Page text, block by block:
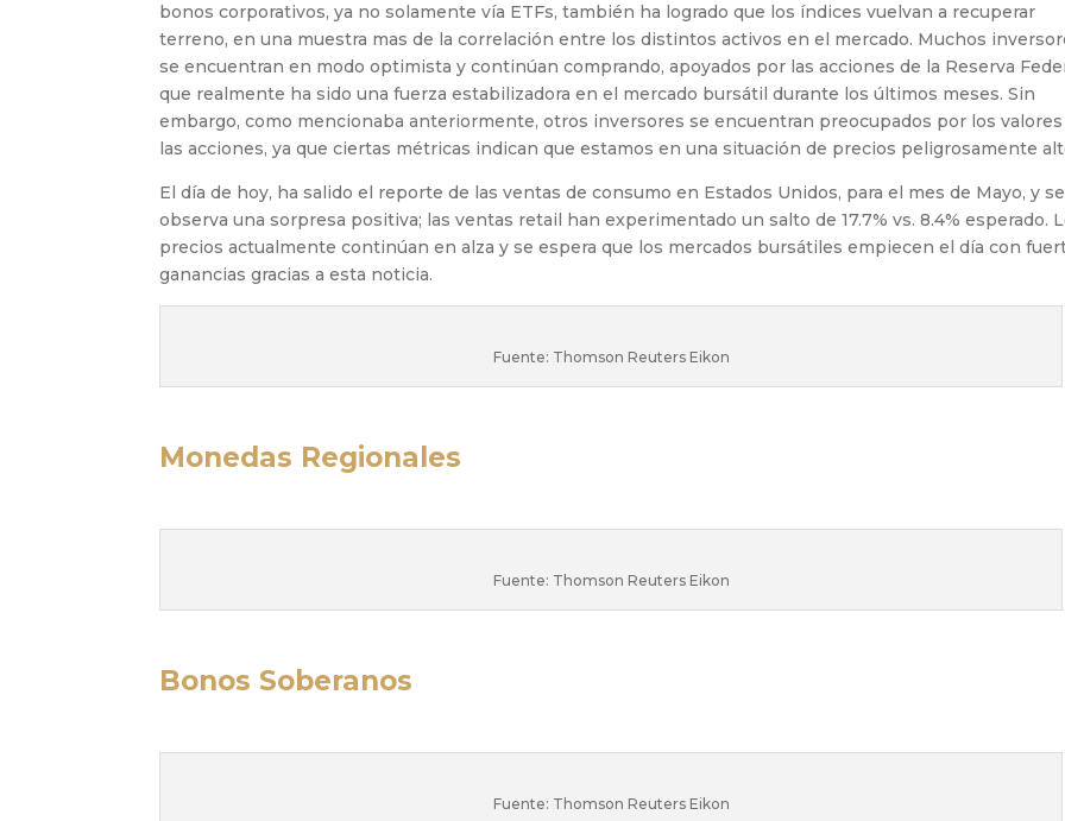
bonos corporativos, ya no solamente vía ETFs, también ha logrado que los índices vuelvan a recuperar
terreno, en una muestra mas de la correlación entre los distintos activos en el mercado. Muchos
se encuentran en modo optimista y continúan comprando, apoyados por las acciones de la Reserva
que realmente ha sido una fuerza estabilizadora en el mercado bursátil durante los últimos meses. Sin
embargo, como mencionaba anteriormente, otros inversores se encuentran preocupados por los valores
las acciones, ya que ciertas métricas indican que estamos en una situación de precios peligrosamente
El día de hoy, ha salido el reporte de las ventas de consumo en Estados Unidos, para el mes de Mayo, y se
observa una sorpresa positiva; las ventas retail han experimentado un salto de 17.7% vs. 8.4% esperado.
precios actualmente continúan en alza y se espera que los mercados bursátiles empiecen el día con
ganancias gracias a esta noticia.
Fuente: Thomson Reuters Eikon
Monedas Regionales
Fuente: Thomson Reuters Eikon
Bonos Soberanos
Fuente: Thomson Reuters Eikon